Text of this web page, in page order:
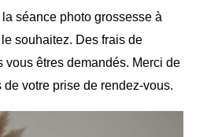
la séance photo grossesse à
souhaitez. Des frais de
vous êtres demandés. Merci de
de votre prise de rendez-vous.